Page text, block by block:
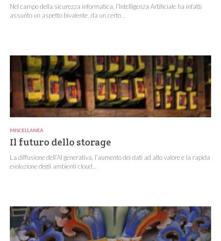
Nel campo della sicurezza informatica, l’Intelligenza Artificiale ha infatti
assunto un aspetto bivalente, da un certo...
MISCELLANEA
Il futuro dello storage
La diffusione dell’AI generativa, l’aumento dei dati ad alto valore e la rapida
evoluzione degli ambienti cloud...